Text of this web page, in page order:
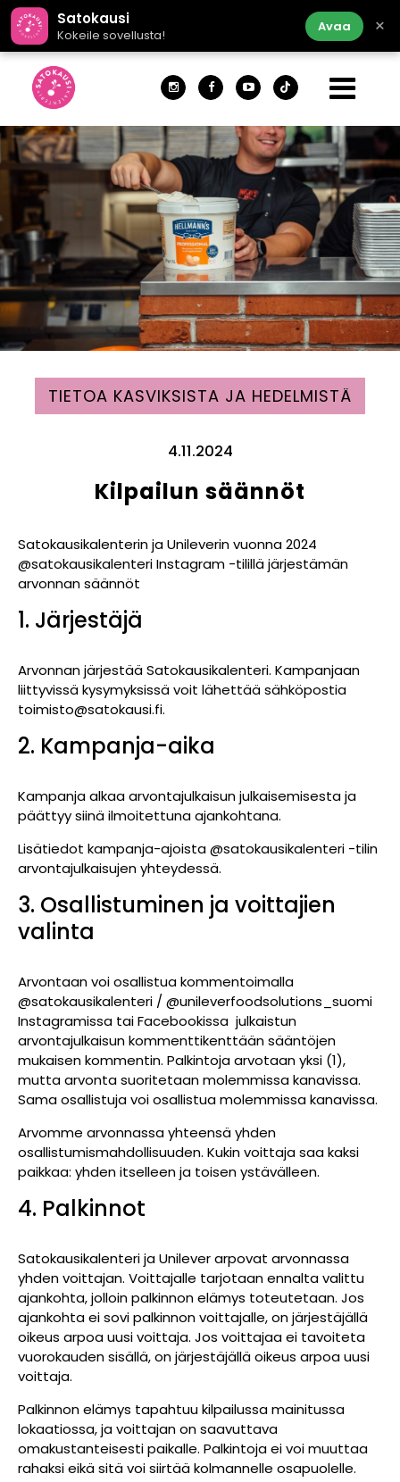
Satokausi
Kokeile sovellusta!
Avaa ×
TIETOA KASVIKSISTA JA HEDELMISTÄ
4.11.2024
Kilpailun säännöt
Satokausikalenterin ja Unileverin vuonna 2024
@satokausikalenteri Instagram -tilillä järjestämän
arvonnan säännöt
1. Järjestäjä
Arvonnan järjestää Satokausikalenteri. Kampanjaan
liittyvissä kysymyksissä voit lähettää sähköpostia
toimisto@satokausi.fi.
2. Kampanja-aika
Kampanja alkaa arvontajulkaisun julkaisemisesta ja
päättyy siinä ilmoitettuna ajankohtana.
Lisätiedot kampanja-ajoista @satokausikalenteri -tilin
arvontajulkaisujen yhteydessä.
3. Osallistuminen ja voittajien
valinta
Arvontaan voi osallistua kommentoimalla
@satokausikalenteri / @unileverfoodsolutions_suomi
Instagramissa tai Facebookissa julkaistun
arvontajulkaisun kommenttikenttään sääntöjen
mukaisen kommentin. Palkintoja arvotaan yksi (1),
mutta arvonta suoritetaan molemmissa kanavissa.
Sama osallistuja voi osallistua molemmissa kanavissa.
Arvomme arvonnassa yhteensä yhden
osallistumismahdollisuuden. Kukin voittaja saa kaksi
paikkaa: yhden itselleen ja toisen ystävälleen.
4. Palkinnot
Satokausikalenteri ja Unilever arpovat arvonnassa
yhden voittajan. Voittajalle tarjotaan ennalta valittu
ajankohta, jolloin palkinnon elämys toteutetaan. Jos
ajankohta ei sovi palkinnon voittajalle, on järjestäjällä
oikeus arpoa uusi voittaja. Jos voittajaa ei tavoiteta
vuorokauden sisällä, on järjestäjällä oikeus arpoa uusi
voittaja.
Palkinnon elämys tapahtuu kilpailussa mainitussa
lokaatiossa, ja voittajan on saavuttava
omakustanteisesti paikalle. Palkintoja ei voi muuttaa
rahaksi eikä sitä voi siirtää kolmannelle osapuolelle.